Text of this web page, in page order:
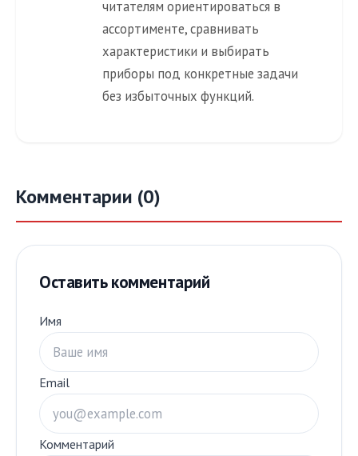
читателям ориентироваться в
ассортименте, сравнивать
характеристики и выбирать
приборы под конкретные задачи
без избыточных функций.
Комментарии (0)
Оставить комментарий
Имя
Email
Комментарий